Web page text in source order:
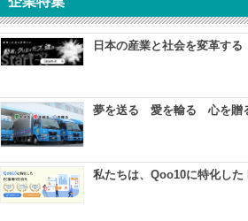
日本の産業と社会を変革する
夢を送る 愛を輸る 心を贈
私たちは、Qoo10に特化した